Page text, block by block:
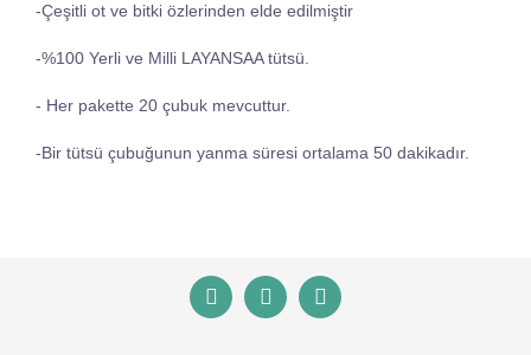
-Çeşitli ot ve bitki özlerinden elde edilmiştir
-%100 Yerli ve Milli LAYANSAA tütsü.
- Her pakette 20 çubuk mevcuttur.
-Bir tütsü çubuğunun yanma süresi ortalama 50 dakikadır.
Yorum Yaz
Görüş ve önerileriniz için teşekkür ederiz.